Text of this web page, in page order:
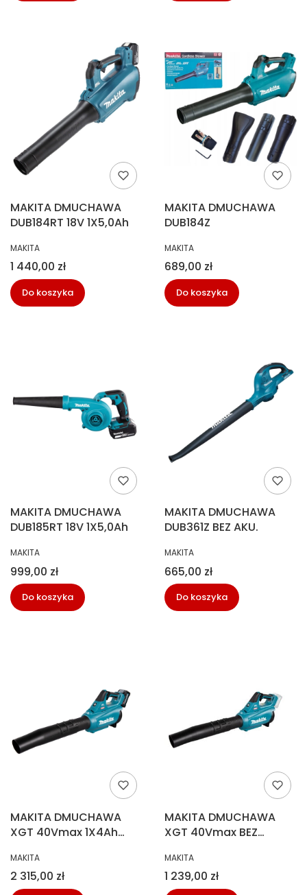
MAKITA DMUCHAWA
DUB184RT 18V 1X5,0Ah
PRODUCENT
MAKITA
Cena
1 440,00 zł
Do koszyka
MAKITA DMUCHAWA
DUB184Z
PRODUCENT
MAKITA
Cena
689,00 zł
Do koszyka
MAKITA DMUCHAWA
DUB185RT 18V 1X5,0Ah
PRODUCENT
MAKITA
Cena
999,00 zł
Do koszyka
MAKITA DMUCHAWA
DUB361Z BEZ AKU.
PRODUCENT
MAKITA
Cena
665,00 zł
Do koszyka
MAKITA DMUCHAWA
XGT 40Vmax 1X4Ah
PRODUCENT
MAKITA
Cena
2 315,00 zł
MAKITA DMUCHAWA
XGT 40Vmax BEZ
PRODUCENT
MAKITA
Cena
1 239,00 zł